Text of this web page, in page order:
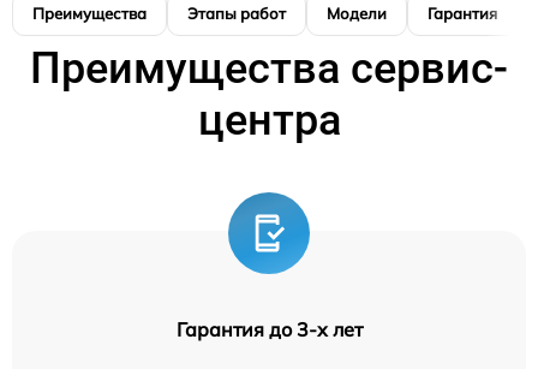
Преимущества Этапы работ Модели Гарантия
Преимущества сервис-
центра
Гарантия до 3-х лет